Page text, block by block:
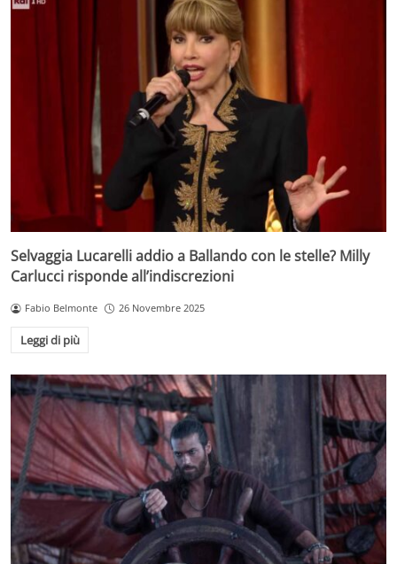
Selvaggia Lucarelli addio a Ballando con le stelle? Milly
Carlucci risponde all’indiscrezioni
Fabio Belmonte 26 Novembre 2025
Leggi di più